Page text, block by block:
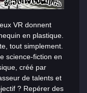
VR donnent
en plastique.
tout simplement.
science-fiction en
créé par
de talents et
? Repérer des